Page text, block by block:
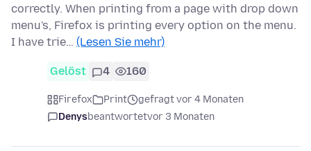
correctly. When printing from a page with drop down
menu's, Firefox is printing every option on the menu.
I have trie… (Lesen Sie mehr)
Gelöst 4 160
Firefox Print
gefragt vor 4 Monaten
Denysbeantwortetvor 3 Monaten